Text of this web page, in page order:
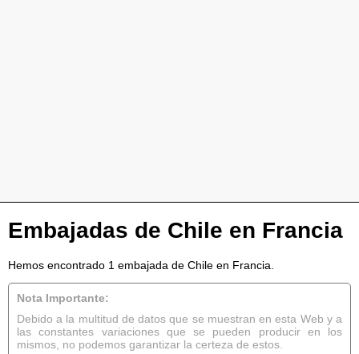
Embajadas de Chile en Francia
Hemos encontrado 1 embajada de Chile en Francia.
Nota Importante:
Debido a la multitud de datos que se muestran en esta Web y a
las constantes variaciones que se pueden producir en los
mismos, no podemos garantizar la certeza de estos.